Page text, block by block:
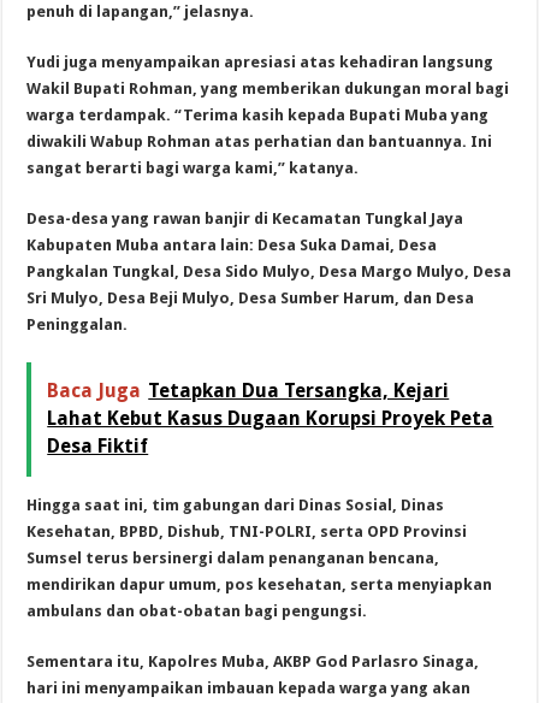
penuh di lapangan,” jelasnya.
Yudi juga menyampaikan apresiasi atas kehadiran langsung
Wakil Bupati Rohman, yang memberikan dukungan moral bagi
warga terdampak. “Terima kasih kepada Bupati Muba yang
diwakili Wabup Rohman atas perhatian dan bantuannya. Ini
sangat berarti bagi warga kami,” katanya.
Desa-desa yang rawan banjir di Kecamatan Tungkal Jaya
Kabupaten Muba antara lain: Desa Suka Damai, Desa
Pangkalan Tungkal, Desa Sido Mulyo, Desa Margo Mulyo, Desa
Sri Mulyo, Desa Beji Mulyo, Desa Sumber Harum, dan Desa
Peninggalan.
Baca Juga Tetapkan Dua Tersangka, Kejari
Lahat Kebut Kasus Dugaan Korupsi Proyek Peta
Desa Fiktif
Hingga saat ini, tim gabungan dari Dinas Sosial, Dinas
Kesehatan, BPBD, Dishub, TNI-POLRI, serta OPD Provinsi
Sumsel terus bersinergi dalam penanganan bencana,
mendirikan dapur umum, pos kesehatan, serta menyiapkan
ambulans dan obat-obatan bagi pengungsi.
Sementara itu, Kapolres Muba, AKBP God Parlasro Sinaga,
hari ini menyampaikan imbauan kepada warga yang akan